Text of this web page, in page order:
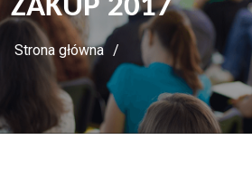
ZAKUP 2017
Strona główna